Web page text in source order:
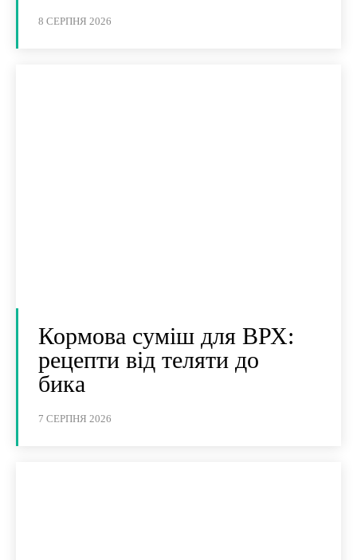
8 СЕРПНЯ 2026
Кормова суміш для ВРХ:
рецепти від теляти до
бика
7 СЕРПНЯ 2026